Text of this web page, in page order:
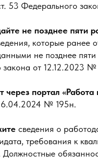
53 Федерального
не позднее пяти
которые ранее
не позднее
закона от 12.12.2023
через портал «Работа
№ 195н.
сведения о
требования к
Должностные